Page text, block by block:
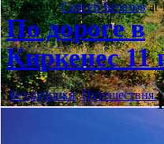
Posted byСергей Белеховat
По дороге в
Киркенес 11
Без рубрики,Путешествия.